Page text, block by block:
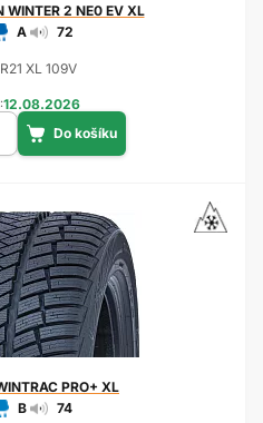
WINTER 2 NE0 EV XL
A 72
XL 109V
12.08.2026
PRO+ XL
B 74